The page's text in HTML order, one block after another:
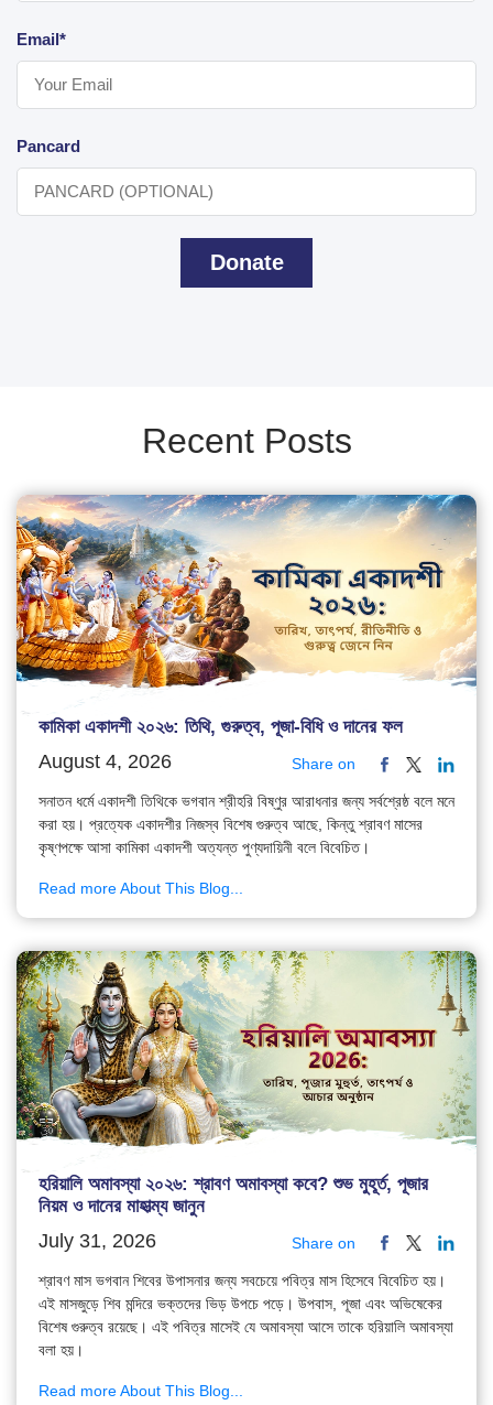
Email*
Pancard
Donate
Recent Posts
কামিকা একাদশী ২০২৬: তিথি, গুরুত্ব, পূজা-বিধি ও দানের ফল
August 4, 2026 Share on
সনাতন ধর্মে একাদশী তিথিকে ভগবান শ্রীহরি বিষ্ণুর আরাধনার জন্য সর্বশ্রেষ্ঠ বলে মনে
করা হয়। প্রত্যেক একাদশীর নিজস্ব বিশেষ গুরুত্ব আছে, কিন্তু শ্রাবণ মাসের
কৃষ্ণপক্ষে আসা কামিকা একাদশী অত্যন্ত পুণ্যদায়িনী বলে বিবেচিত।
Read more About This Blog...
হরিয়ালি অমাবস্যা ২০২৬: শ্রাবণ অমাবস্যা কবে? শুভ মুহূর্ত, পূজার
নিয়ম ও দানের মাহাত্ম্য জানুন
July 31, 2026 Share on
শ্রাবণ মাস ভগবান শিবের উপাসনার জন্য সবচেয়ে পবিত্র মাস হিসেবে বিবেচিত হয়।
এই মাসজুড়ে শিব মন্দিরে ভক্তদের ভিড় উপচে পড়ে। উপবাস, পূজা এবং অভিষেকের
বিশেষ গুরুত্ব রয়েছে। এই পবিত্র মাসেই যে অমাবস্যা আসে তাকে হরিয়ালি অমাবস্যা
বলা হয়।
Read more About This Blog...